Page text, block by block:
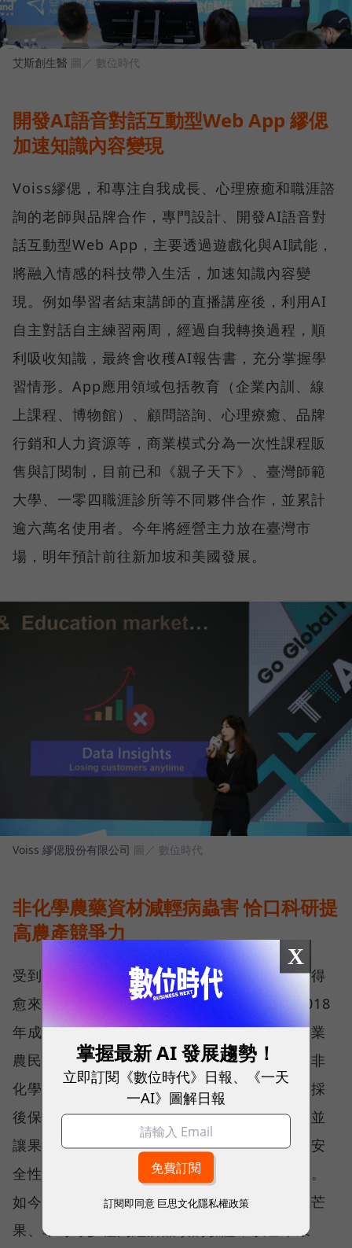
艾斯創生醫 圖／ 數位時代
開發AI語音對話互動型Web App 繆偲
加速知識內容變現
Voiss繆偲，和專注自我成長、心理療癒和職涯諮
詢的老師與品牌合作，專門設計、開發AI語音對
話互動型Web App，主要透過遊戲化與AI賦能，
將融入情感的科技帶入生活，加速知識內容變
現。例如學習者結束講師的直播講座後，利用AI
自主對話自主練習兩周，經過自我轉換過程，順
利吸收知識，最終會收穫AI報告書，充分掌握學
習情形。App應用領域包括教育（企業內訓、線
上課程、博物館）、顧問諮詢、心理療癒、品牌
行銷和人力資源等，商業模式分為一次性課程販
售與訂閱制，目前已和《親子天下》、臺灣師範
大學、一零四職涯診所等不同夥伴合作，並累計
逾六萬名使用者。今年將經營主力放在臺灣市
場，明年預計前往新加坡和美國發展。
Voiss 繆偲股份有限公司 圖／ 數位時代
非化學農藥資材減輕病蟲害 恰口科研提
高農產競爭力
受到極端氣候、地球暖化影響，農作物收成變得
愈來愈難預測，還會遇到各種病蟲害侵襲，2018
年成立、由清華大學材料科學工程碩博士與專業
農民團隊組成的恰口科研，看準此痛點，研發非
化學農藥資材「碳晶鑽植物保護製劑」和蔬果採
後保鮮技術，以防治頑強真菌類病害及蟲害，並
讓果皮、果粉變得細緻均勻，以提高農產品的安
全性、良率與競爭力，更減少農產供應鏈損失。
如今碳晶鑽已通過農委會防疫局審核，並完成芒
果、草莓等多種高經濟品項的驗證，以芒果來
X
掌握最新 AI 發展趨勢！
立即訂閱《數位時代》日報、《一天
一AI》圖解日報
訂閱即同意 巨思文化隱私權政策